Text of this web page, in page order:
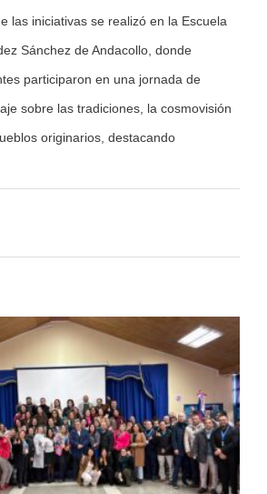
las iniciativas se realizó en la Escuela
Sánchez de Andacollo, donde
participaron en una jornada de
sobre las tradiciones, la cosmovisión
originarios, destacando